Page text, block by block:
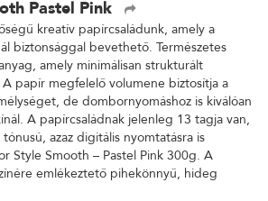
Pastel Pink
kreatív papírcsaládunk, amely a
biztonsággal bevethető. Természetes
amely minimálisan strukturált
papír megfelelő volumene biztosítja a
de dombornyomáshoz is kiválóan
A papírcsaládnak jelenleg 13 tagja van,
azaz digitális nyomtatásra is
Style Smooth – Pastel Pink 300g. A
emlékeztető pihekönnyű, hideg